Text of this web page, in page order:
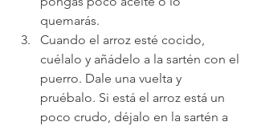
quemarás.
Cuando el arroz esté cocido,
cuélalo y añádelo a la sartén con el
puerro. Dale una vuelta y
pruébalo. Si está el arroz está un
poco crudo, déjalo en la sartén a